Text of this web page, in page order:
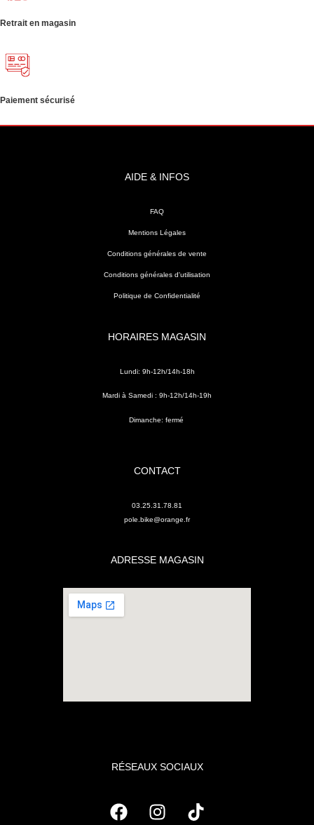
Retrait en magasin
Paiement sécurisé
AIDE & INFOS
FAQ
Mentions Légales
Conditions générales de vente
Conditions générales d'utilisation
Politique de Confidentialité
HORAIRES MAGASIN
Lundi: 9h-12h/14h-18h
Mardi à Samedi : 9h-12h/14h-19h
Dimanche: fermé
CONTACT
03.25.31.78.81
pole.bike@orange.fr
ADRESSE MAGASIN
RÉSEAUX SOCIAUX